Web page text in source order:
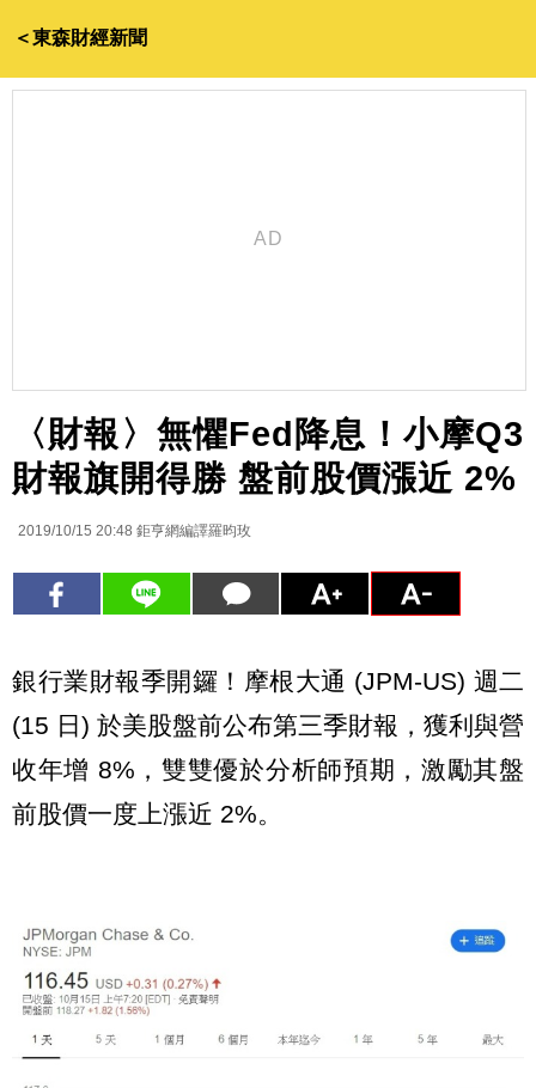
＜東森財經新聞
〈財報〉無懼Fed降息！小摩Q3
財報旗開得勝 盤前股價漲近 2%
2019/10/15 20:48 鉅亨網編譯羅昀玫
銀行業財報季開鑼！摩根大通 (JPM-US) 週二
(15 日) 於美股盤前公布第三季財報，獲利與營
收年增 8%，雙雙優於分析師預期，激勵其盤
前股價一度上漲近 2%。